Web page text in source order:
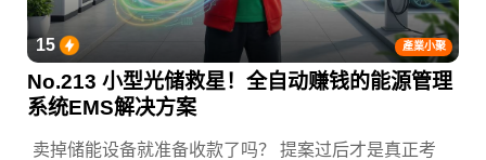
產業小聚
15
No.213 小型光储救星！全自动赚钱的能源管理
系统EMS解决方案
卖掉储能设备就准备收款了吗？ 提案过后才是真正考